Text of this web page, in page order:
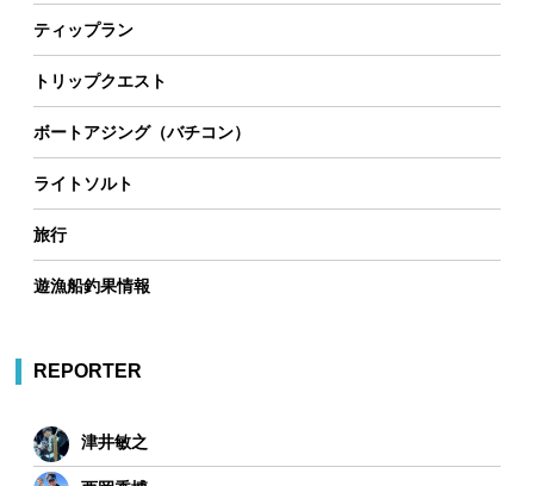
ティップラン
トリップクエスト
ボートアジング（バチコン）
ライトソルト
旅行
遊漁船釣果情報
REPORTER
津井敏之